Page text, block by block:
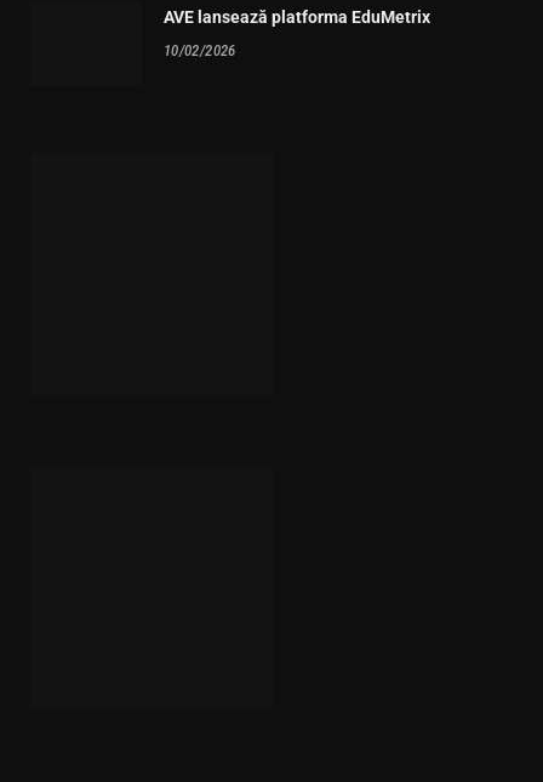
AVE lansează platforma EduMetrix
10/02/2026